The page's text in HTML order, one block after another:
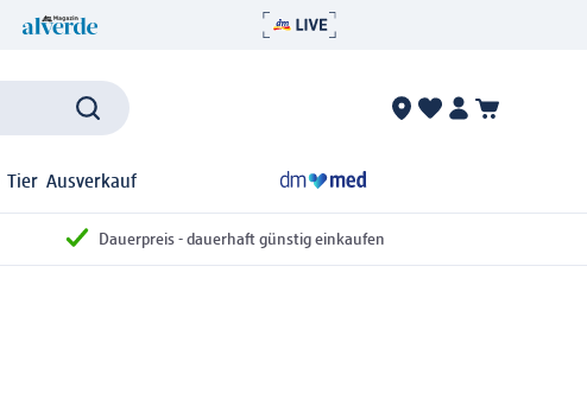
Tier Ausverkauf
Dauerpreis - dauerhaft günstig einkaufen